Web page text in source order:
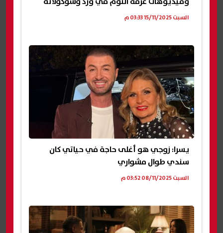
السبت 15/11/2025 03:33 م
يسرا: زوجي هو أغلى حاجة في حياتي كان
سندي طوال مشواري
السبت 08/11/2025 03:52 م